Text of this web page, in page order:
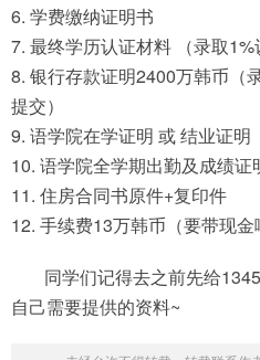
6. 学费缴纳证明书
7. 最终学历认证材料 （录取1%
8. 银行存款证明2400万韩币（
提交）
9. 语学院在学证明 或 结业证明
10. 语学院全学期出勤及成绩证
11. 住房合同书原件+复印件
12. 手续费13万韩币（要带现金
同学们记得去之前先给
自己需要提供的资料~